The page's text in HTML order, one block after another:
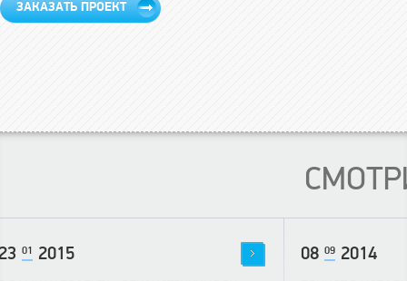
ЗАКАЗАТЬ ПРОЕКТ
01 2015 08 09 2014